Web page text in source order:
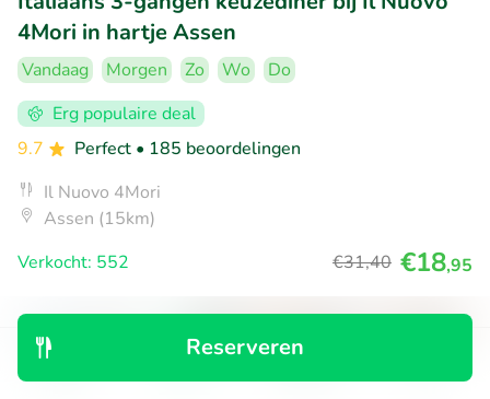
Reserveren
4Mori in hartje Assen
Vandaag Morgen Zo Wo
Do
Erg populaire deal
9.7
Perfect • 185 beoordelingen
Il Nuovo 4Mori
Assen (15km)
Verkocht: 552
€31,40 €18,95